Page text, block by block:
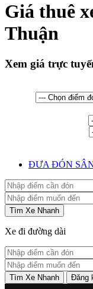
Giá thuê
Thuận
Xem giá trực
ĐƯA ĐÓN
Tìm Xe Nhanh
Xe đi đường dài
Tìm Xe Nhanh Đăng